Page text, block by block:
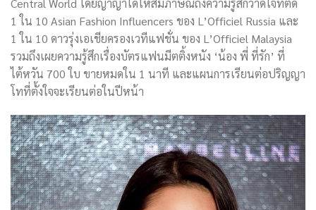
Central World โดยญาญ่าได้ให้สัมภาษณ์ถึงความรู้สึกว่าดีใจที่ติด
1 ใน 10 Asian Fashion Influencers ของ L’Officiel Russia และ
1 ใน 10 ดาวรุ่งเอเชียครองเวทีแฟชั่น ของ L’Officiel Malaysia
รวมถึงเผยความรู้สึกเรื่องบัตรแฟนมีตติ้งหนัง ‘น้อง พี่ ที่รัก’ ที่
ไต้หวัน 700 ใบ ขายหมดใน 1 นาที และแผนการเรียนต่อปริญญา
โทที่ตั้งใจจะเรียนต่อในปีหน้า